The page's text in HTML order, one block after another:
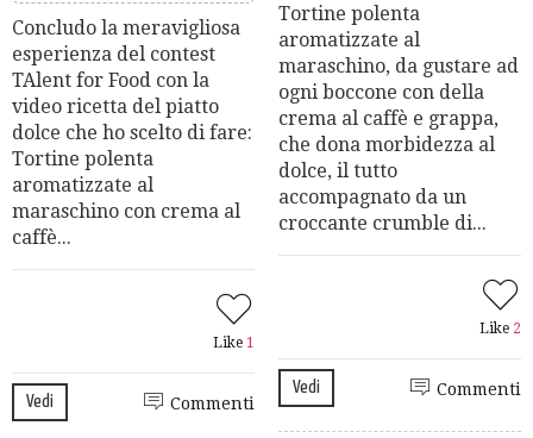
Concludo la meravigliosa
esperienza del contest
TAlent for Food con la
video ricetta del piatto
dolce che ho scelto di fare:
Tortine polenta
aromatizzate al
maraschino con crema al
caffè...
Like 1
Vedi Commenti
Tortine polenta
aromatizzate al
maraschino, da gustare ad
ogni boccone con della
crema al caffè e grappa,
che dona morbidezza al
dolce, il tutto
accompagnato da un
croccante crumble di...
Like 2
Vedi Commenti